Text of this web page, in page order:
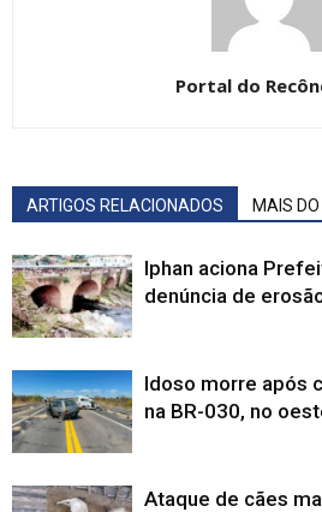
Portal do
ARTIGOS RELACIONADOS MAIS
Iphan aciona
denúncia de
Idoso morre após
na BR-030, no
Ataque de cães